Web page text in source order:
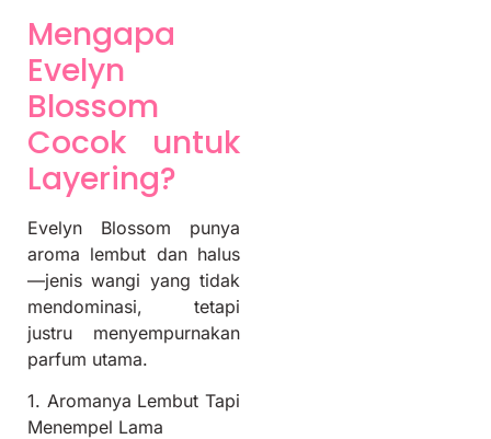
Mengapa
Evelyn
Blossom
Cocok untuk
Layering?
Evelyn Blossom punya
aroma lembut dan halus
—jenis wangi yang tidak
mendominasi, tetapi
justru menyempurnakan
parfum utama.
1. Aromanya Lembut Tapi
Menempel Lama